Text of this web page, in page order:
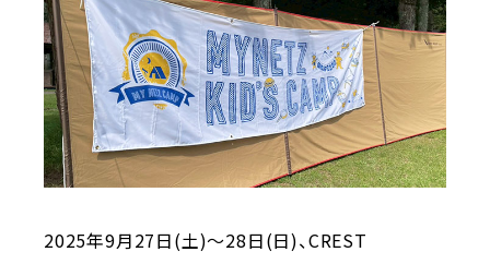
2025年9月27日(土)～28日(日)、CREST